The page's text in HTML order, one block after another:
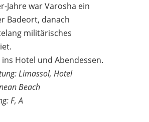
Jahre war Varosha ein
Badeort, danach
militärisches
ins Hotel und Abendessen.
Limassol, Hotel
Beach
F, A